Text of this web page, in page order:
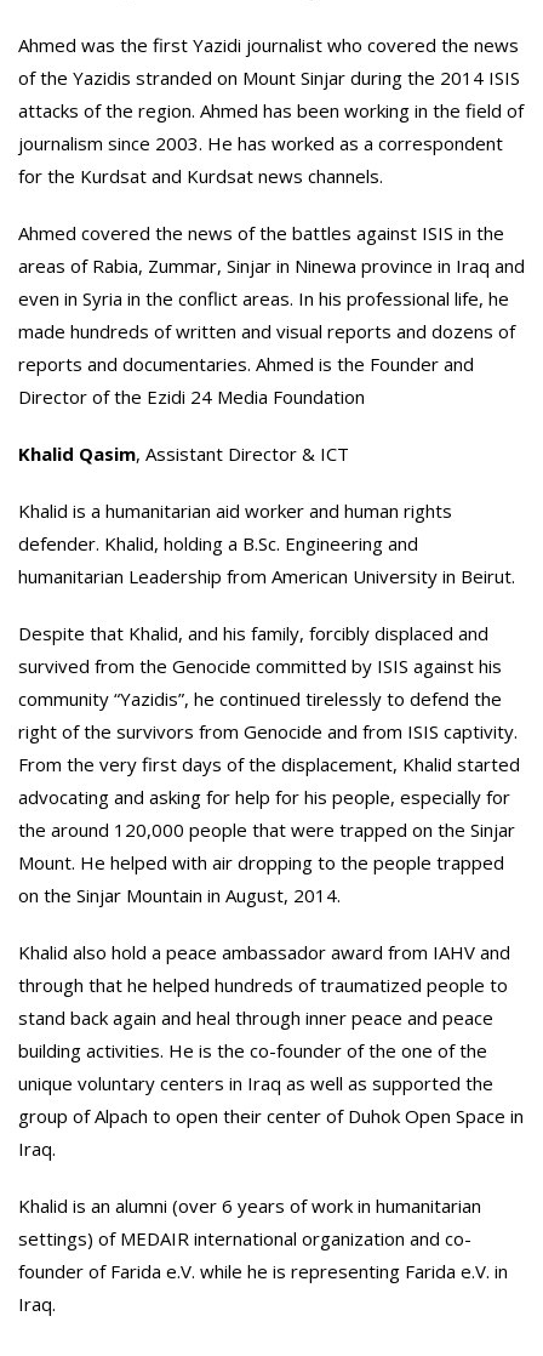
Ahmed was the first Yazidi journalist who covered the news
of the Yazidis stranded on Mount Sinjar during the 2014 ISIS
attacks of the region. Ahmed has been working in the field of
journalism since 2003. He has worked as a correspondent
for the Kurdsat and Kurdsat news channels.
Ahmed covered the news of the battles against ISIS in the
areas of Rabia, Zummar, Sinjar in Ninewa province in Iraq and
even in Syria in the conflict areas. In his professional life, he
made hundreds of written and visual reports and dozens of
reports and documentaries. Ahmed is the Founder and
Director of the Ezidi 24 Media Foundation
Khalid Qasim, Assistant Director & ICT
Khalid is a humanitarian aid worker and human rights
defender. Khalid, holding a B.Sc. Engineering and
humanitarian Leadership from American University in Beirut.
Despite that Khalid, and his family, forcibly displaced and
survived from the Genocide committed by ISIS against his
community “Yazidis”, he continued tirelessly to defend the
right of the survivors from Genocide and from ISIS captivity.
From the very first days of the displacement, Khalid started
advocating and asking for help for his people, especially for
the around 120,000 people that were trapped on the Sinjar
Mount. He helped with air dropping to the people trapped
on the Sinjar Mountain in August, 2014.
Khalid also hold a peace ambassador award from IAHV and
through that he helped hundreds of traumatized people to
stand back again and heal through inner peace and peace
building activities. He is the co-founder of the one of the
unique voluntary centers in Iraq as well as supported the
group of Alpach to open their center of Duhok Open Space in
Iraq.
Khalid is an alumni (over 6 years of work in humanitarian
settings) of MEDAIR international organization and co-
founder of Farida e.V. while he is representing Farida e.V. in
Iraq.